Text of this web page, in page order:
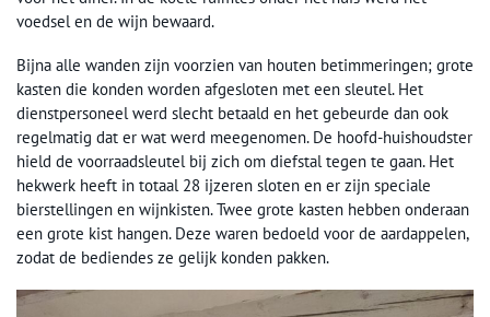
voedsel en de wijn bewaard.
Bijna alle wanden zijn voorzien van houten betimmeringen; grote
kasten die konden worden afgesloten met een sleutel. Het
dienstpersoneel werd slecht betaald en het gebeurde dan ook
regelmatig dat er wat werd meegenomen. De hoofd-huishoudster
hield de voorraadsleutel bij zich om diefstal tegen te gaan. Het
hekwerk heeft in totaal 28 ijzeren sloten en er zijn speciale
bierstellingen en wijnkisten. Twee grote kasten hebben onderaan
een grote kist hangen. Deze waren bedoeld voor de aardappelen,
zodat de bediendes ze gelijk konden pakken.